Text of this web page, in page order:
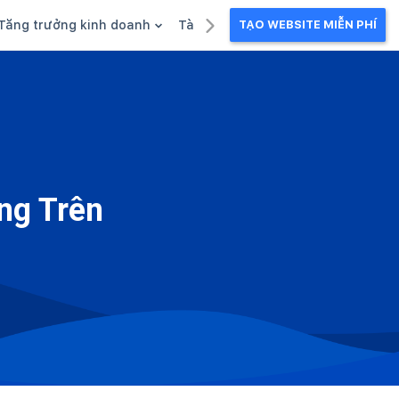
trưởng kinh doanh Tài liệu kinh doanhTẠO WEBSITE MIỄN PHÍ
Trên